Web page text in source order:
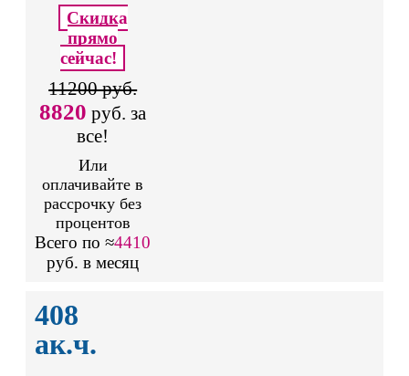
Скидка
прямо
сейчас!
11200 руб.
8820 руб. за
все!
Или
оплачивайте в
рассрочку без
процентов
Всего по ≈4410
руб. в месяц
408
ак.ч.